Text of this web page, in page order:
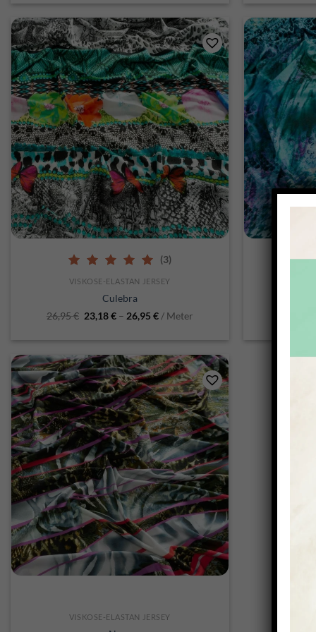
5.00out of 5
(3)
VISKOSE-ELASTAN JERSEY
Culebra
26,95€ 23,18€ – 26,95€ / Meter
VISKOSE-ELASTAN JERSEY